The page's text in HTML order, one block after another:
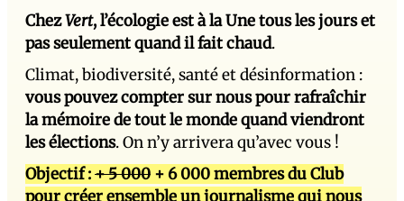
ChezVert, l’écologie est à la Une tous les jours et
pas seulement quand il fait chaud.
Climat, biodiversité, santé et désinformation :
vous pouvez compter sur nous pour rafraîchir
la mémoire de tout le monde quand viendront
les élections. On n’y arrivera qu’avec vous !
Objectif :+ 5 000 + 6 000 membres du Club
pour créer ensemble un journalisme qui nous